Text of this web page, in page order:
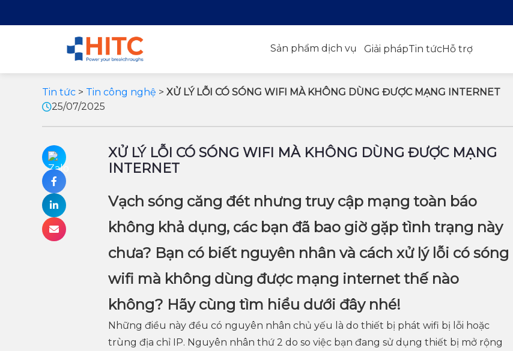
Sản phẩm dịch vụ Giải phápTin tứcHỗ trợ
Tin tức > Tin công nghệ > XỬ LÝ LỖI CÓ SÓNG WIFI MÀ KHÔNG DÙNG ĐƯỢC MẠNG INTERNET
25/07/2025
XỬ LÝ LỖI CÓ SÓNG WIFI MÀ KHÔNG DÙNG ĐƯỢC MẠNG
INTERNET
Vạch sóng căng đét nhưng truy cập mạng toàn báo
không khả dụng, các bạn đã bao giờ gặp tình trạng này
chưa? Bạn có biết nguyên nhân và cách xử lý lỗi có sóng
wifi mà không dùng được mạng internet thế nào
không? Hãy cùng tìm hiểu dưới đây nhé!
Những điều này đều có nguyên nhân chủ yếu là do thiết bị phát wifi bị lỗi hoặc
trùng địa chỉ IP. Nguyên nhân thứ 2 do so việc bạn đang sử dụng thiết bị mở rộng